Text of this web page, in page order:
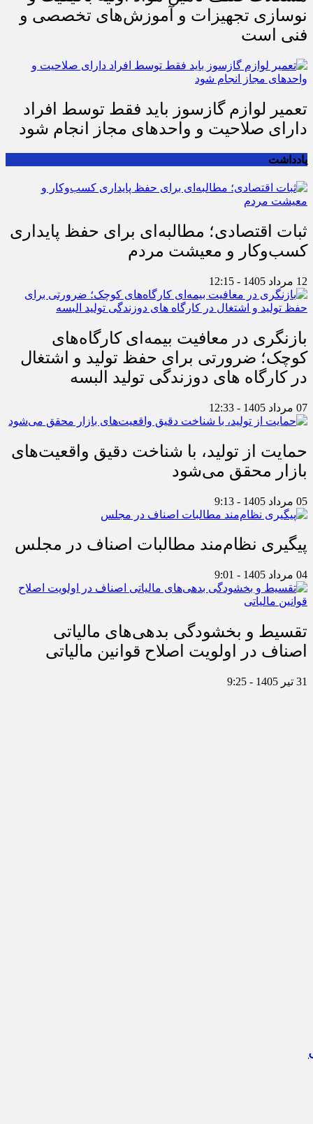
مشکلات صنف تأمین مواد اولیه باکیفیت و
نوسازی تجهیزات و آموزش‌های تخصصی و
فنی است
تعمیر لوازم گازسوز باید فقط توسط افراد
دارای صلاحیت و واحدهای مجاز انجام شود
ثبات اقتصادی؛ مطالبه‌ای برای حفظ پایداری
کسب‌وکار و معیشت مردم
12 مرداد 1405 - 12:15
بازنگری در معافیت بیمه‌ای کارگاه‌های
کوچک؛ ضرورتی برای حفظ تولید و اشتغال
در کارگاه های دوزندگی تولید البسه
07 مرداد 1405 - 12:33
حمایت از تولید، با شناخت دقیق واقعیت‌های
بازار محقق می‌شود
05 مرداد 1405 - 9:13
پیگیری نظام‌مند مطالبات اصناف در مجلس
04 مرداد 1405 - 9:01
تقسیط و بخشودگی بدهی‌های مالیاتی
اصناف در اولویت اصلاح قوانین مالیاتی